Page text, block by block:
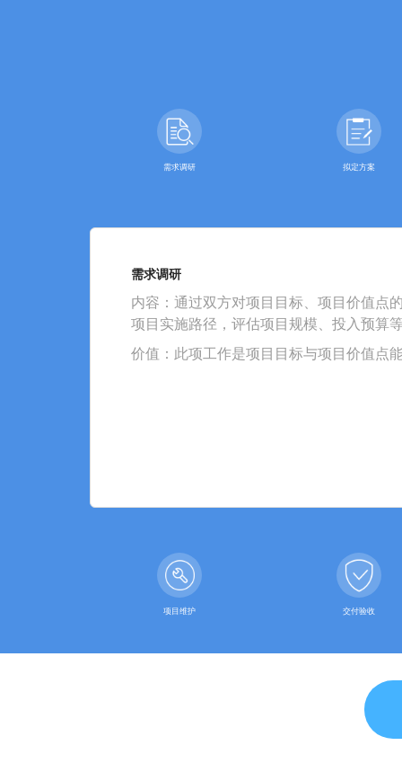
需求调研 拟定方案
需求调研
内容：通过双方对项目目标、项目价值点
项目实施路径，评估项目规模、投入预算
价值：此项工作是项目目标与项目价值点
项目维护 交付验收